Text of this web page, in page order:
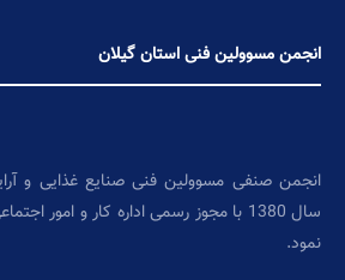
انجمن مسوولین فنی استان گیلان
انجمن صنفی مسوولین فنی صنایع غذایی و
نمود.